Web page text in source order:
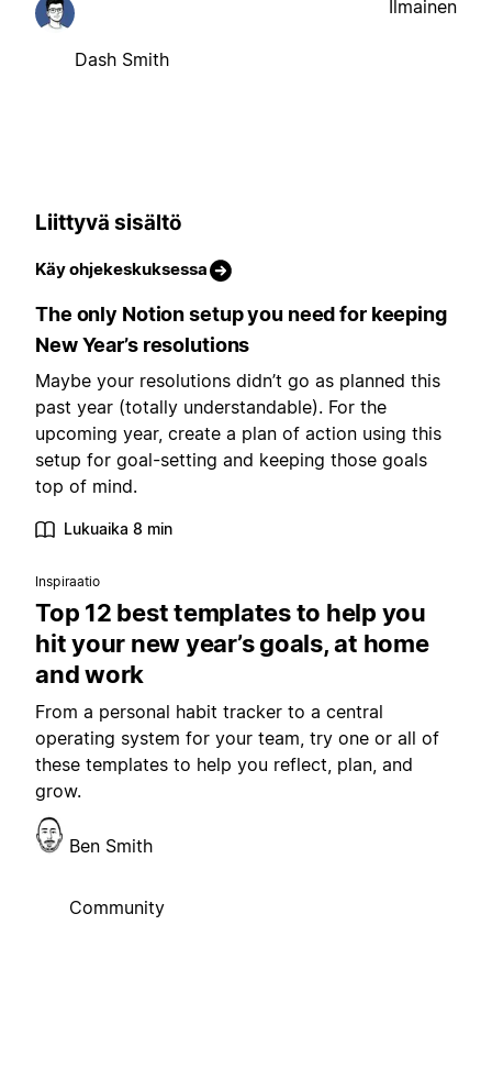
Dash Smith
Ilmainen
Liittyvä sisältö
Käy ohjekeskuksessa
The only Notion setup you need for keeping
New Year’s resolutions
Maybe your resolutions didn’t go as planned this
past year (totally understandable). For the
upcoming year, create a plan of action using this
setup for goal-setting and keeping those goals
top of mind.
Lukuaika 8 min
Inspiraatio
Top 12 best templates to help you
hit your new year’s goals, at home
and work
From a personal habit tracker to a central
operating system for your team, try one or all of
these templates to help you reflect, plan, and
grow.
Ben Smith
Community